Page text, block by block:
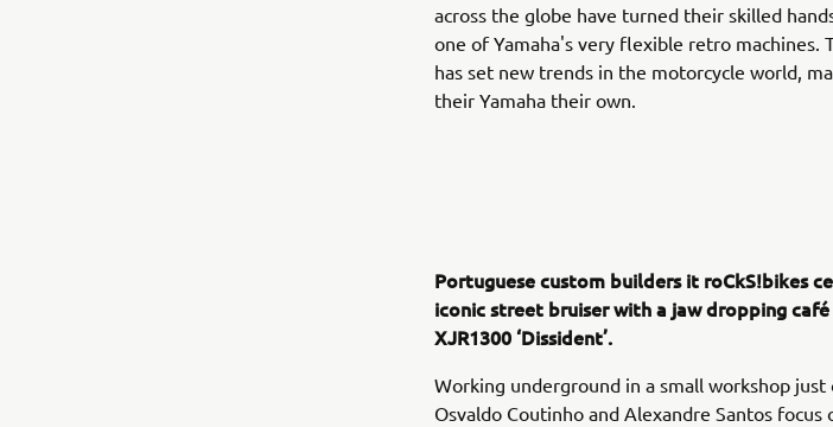
across the globe have turned their skilled
one of Yamaha's very flexible retro machines.
has set new trends in the motorcycle world,
their Yamaha their own.
Portuguese custom builders it roCkS!bikes
iconic street bruiser with a jaw dropping
XJR1300 ‘Dissident’.
Working underground in a small workshop
Osvaldo Coutinho and Alexandre Santos